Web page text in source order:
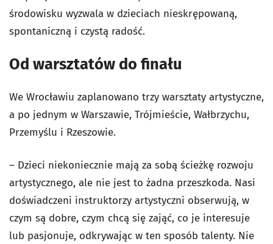
środowisku wyzwala w dzieciach nieskrępowaną,
spontaniczną i czystą radość.
Od warsztatów do finału
We Wrocławiu zaplanowano trzy warsztaty artystyczne,
a po jednym w Warszawie, Trójmieście, Wałbrzychu,
Przemyślu i Rzeszowie.
– Dzieci niekoniecznie mają za sobą ścieżkę rozwoju
artystycznego, ale nie jest to żadna przeszkoda. Nasi
doświadczeni instruktorzy artystyczni obserwują, w
czym są dobre, czym chcą się zająć, co je interesuje
lub pasjonuje, odkrywając w ten sposób talenty. Nie